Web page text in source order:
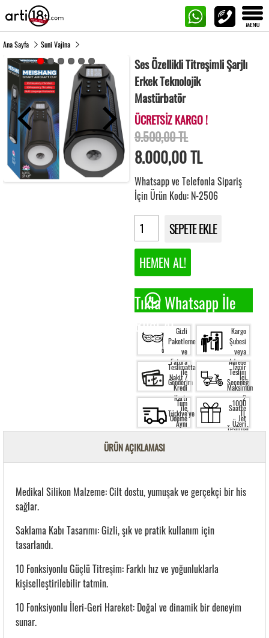
Ana Sayfa Suni Vajina
Ses Özellikli Titreşimli Şarjlı
Erkek Teknolojik
Mastürbatör
ÜCRETSİZ KARGO !
9.500,00 TL
8.000,00TL
Whatsapp ve Telefonla Sipariş
İçin Ürün Kodu: N-2506
SEPETE EKLE
HEMEN AL!
Tıkla Whatsapp İle
Bilgi Al.Gizli
Paketleme
ve
Fatura
ile
Gönderim
Kargo
Şubesi
veya
Adrese
Teslim
Seçeneği
Teslimatta
Nakit /
Kredi
Kartı
ile
Ödeme
İzmir
İçi
Maksimum
2
Saatte
Jet
Teslimat
Tüm
Türkiye'ye
Aynı
Gün
1000
TL
Üzeri
Siparişte
ÜRÜN AÇIKLAMASI
Medikal Silikon Malzeme: Cilt dostu, yumuşak ve gerçekçi bir his
sağlar.
Saklama Kabı Tasarımı: Gizli, şık ve pratik kullanım için
tasarlandı.
10 Fonksiyonlu Güçlü Titreşim: Farklı hız ve yoğunluklarla
kişiselleştirilebilir tatmin.
10 Fonksiyonlu İleri-Geri Hareket: Doğal ve dinamik bir deneyim
sunar.